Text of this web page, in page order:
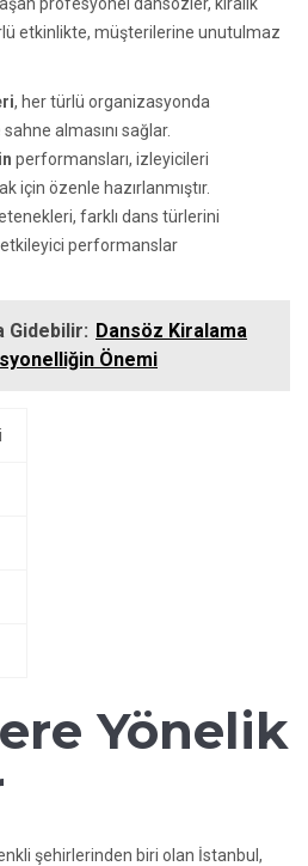
etkinlikte, müşterilerine unutulmaz
, her türlü organizasyonda
almasını sağlar.
performansları, izleyicileri
için özenle hazırlanmıştır.
farklı dans türlerini
etkileyici performanslar
Gidebilir: Dansöz Kiralama
Önemi
Yönelik
şehirlerinden biri olan İstanbul,